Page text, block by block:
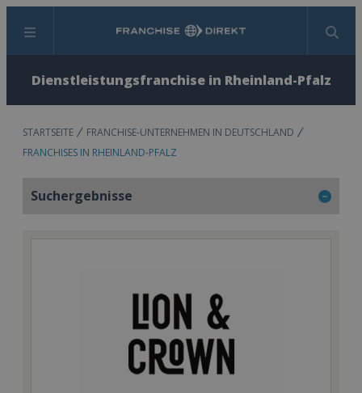
Menü Suchen
Dienstleistungsfranchise in Rheinland-Pfalz
STARTSEITE
FRANCHISE-UNTERNEHMEN IN DEUTSCHLAND
FRANCHISES IN RHEINLAND-PFALZ
Suchergebnisse